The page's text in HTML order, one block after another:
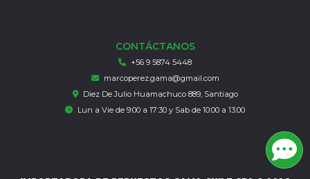
CONTÁCTANOS
+56 9 5874 5448
marcoperez.gama@gmail.com
Diez De Julio Huamachuco 889, Santiago
Lun a Vie de 9:00 a 17:30 y Sab de 10:00 a 13:00